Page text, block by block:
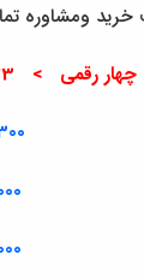
ومشاوره
رقمی > 6123-021 <